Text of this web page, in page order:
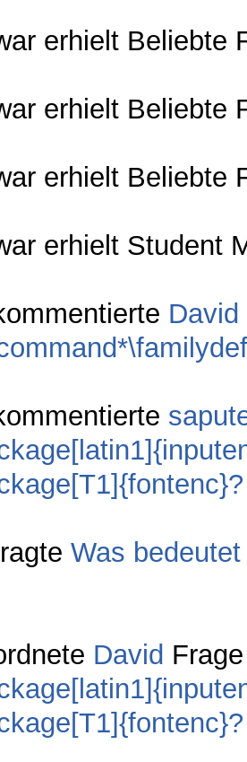
erhielt Beliebte
erhielt Beliebte
erhielt Beliebte
erhielt Student
David
Was
David